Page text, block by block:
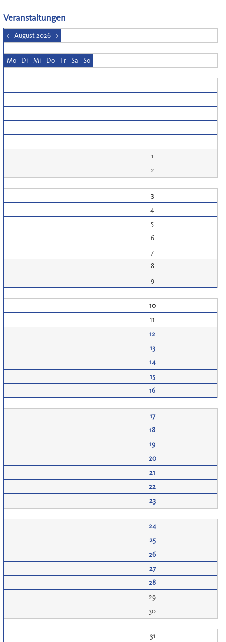
Veranstaltungen
< August 2026 >
Mo Di Mi Do Fr Sa So
1
2
3
4
5
6
7
8
9
10
11
12
13
14
15
16
17
18
19
20
21
22
23
24
25
26
27
28
29
30
31